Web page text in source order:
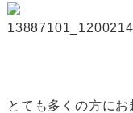
とても多くの方にお